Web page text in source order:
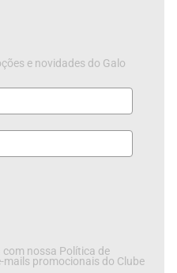
e novidades do Galo
com nossa Política de
mails promocionais do Clube